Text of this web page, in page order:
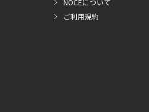
ご利用規約